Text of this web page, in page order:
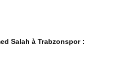
Salah à Trabzonspor :